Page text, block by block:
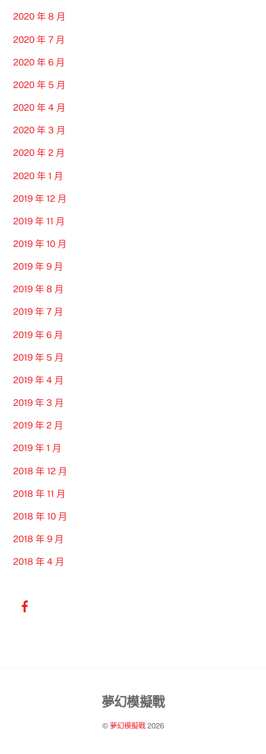
2020 年 8 月
2020 年 7 月
2020 年 6 月
2020 年 5 月
2020 年 4 月
2020 年 3 月
2020 年 2 月
2020 年 1 月
2019 年 12 月
2019 年 11 月
2019 年 10 月
2019 年 9 月
2019 年 8 月
2019 年 7 月
2019 年 6 月
2019 年 5 月
2019 年 4 月
2019 年 3 月
2019 年 2 月
2019 年 1 月
2018 年 12 月
2018 年 11 月
2018 年 10 月
2018 年 9 月
2018 年 4 月
Back
Top
夢幻模擬戰
© 夢幻模擬戰2026